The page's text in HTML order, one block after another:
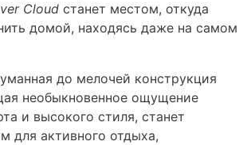
Cloud станет местом, откуда
домой, находясь даже на самом
до мелочей конструкция
необыкновенное ощущение
и высокого стиля, станет
для активного отдыха,